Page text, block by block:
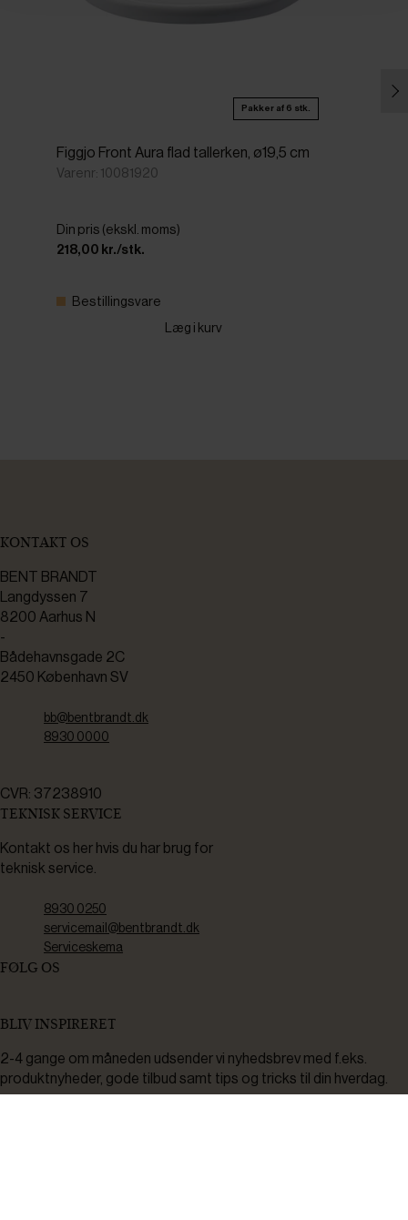
Pakker af 6 stk.
Figgjo Front Aura flad tallerken, ø19,5 cm
Varenr: 10081920
Din pris (ekskl. moms)
218,00 kr./stk.
Bestillingsvare
Læg i kurv
KONTAKT OS
BENT BRANDT
Langdyssen 7
8200 Aarhus N
-
Bådehavnsgade 2C
2450 København SV
bb@bentbrandt.dk
8930 0000
CVR: 37238910
TEKNISK SERVICE
Kontakt os her hvis du har brug for
teknisk service.
8930 0250
servicemail@bentbrandt.dk
Serviceskema
FØLG OS
BLIV INSPIRERET
2-4 gange om måneden udsender vi nyhedsbrev med f.eks.
produktnyheder, gode tilbud samt tips og tricks til din hverdag.